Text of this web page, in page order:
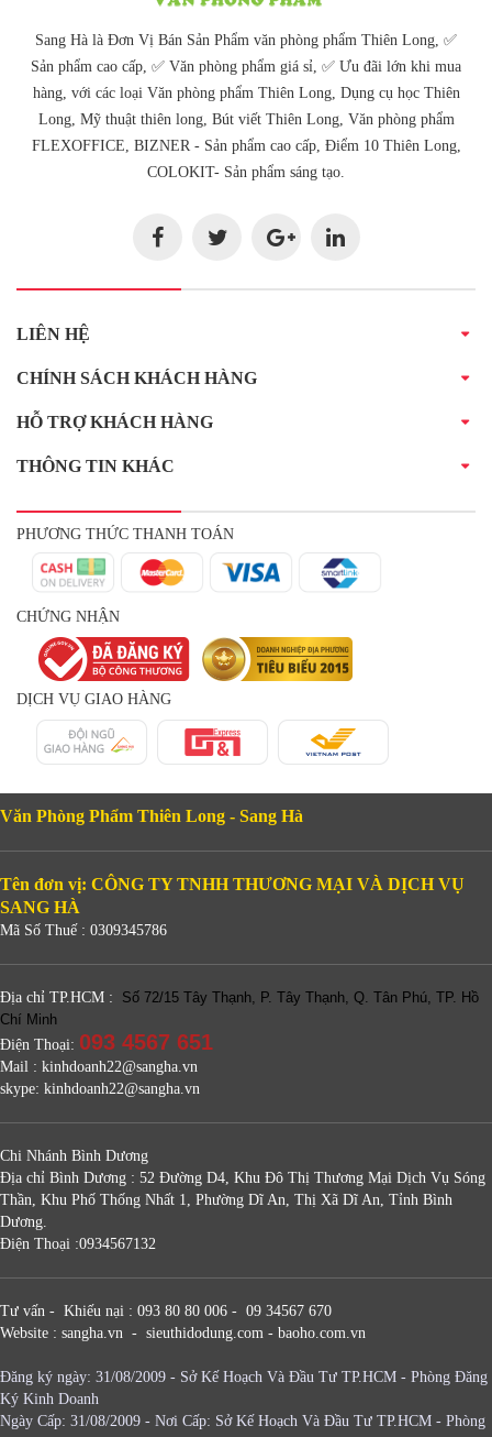
Sang Hà là Đơn Vị Bán Sản Phẩm văn phòng phẩm Thiên Long, ✅
Sản phẩm cao cấp, ✅ Văn phòng phẩm giá sỉ, ✅ Ưu đãi lớn khi mua
hàng, với các loại Văn phòng phẩm Thiên Long, Dụng cụ học Thiên
Long, Mỹ thuật thiên long, Bút viết Thiên Long, Văn phòng phẩm
FLEXOFFICE, BIZNER - Sản phẩm cao cấp, Điểm 10 Thiên Long,
COLOKIT- Sản phẩm sáng tạo.
LIÊN HỆ
CHÍNH SÁCH KHÁCH HÀNG
HỖ TRỢ KHÁCH HÀNG
THÔNG TIN KHÁC
PHƯƠNG THỨC THANH TOÁN
CHỨNG NHẬN
DỊCH VỤ GIAO HÀNG
Văn Phòng Phẩm Thiên Long - Sang Hà
Tên đơn vị: CÔNG TY TNHH THƯƠNG MẠI VÀ DỊCH VỤ
SANG HÀ
Mã Số Thuế : 0309345786
Địa chỉ TP.HCM :
Số 72/15 Tây Thạnh, P. Tây Thạnh, Q. Tân Phú, TP. Hồ
Chí Minh
Điện Thoại: 093 4567 651
Mail : kinhdoanh22@sangha.vn
skype: kinhdoanh22@sangha.vn
Chi Nhánh Bình Dương
Địa chỉ Bình Dương : 52 Đường D4, Khu Đô Thị Thương Mại Dịch Vụ Sóng
Thần, Khu Phố Thống Nhất 1, Phường Dĩ An, Thị Xã Dĩ An, Tỉnh Bình
Dương.
Điện Thoại :0934567132
Tư vấn - Khiếu nại : 093 80 80 006 - 09 34567 670
Website : sangha.vn - sieuthidodung.com - baoho.com.vn
Đăng ký ngày: 31/08/2009 - Sở Kế Hoạch Và Đầu Tư TP.HCM - Phòng Đăng
Ký Kinh Doanh
Ngày Cấp: 31/08/2009 - Nơi Cấp: Sở Kế Hoạch Và Đầu Tư TP.HCM - Phòng